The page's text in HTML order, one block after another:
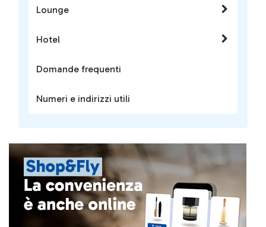
Lounge
Hotel
Domande frequenti
Numeri e indirizzi utili